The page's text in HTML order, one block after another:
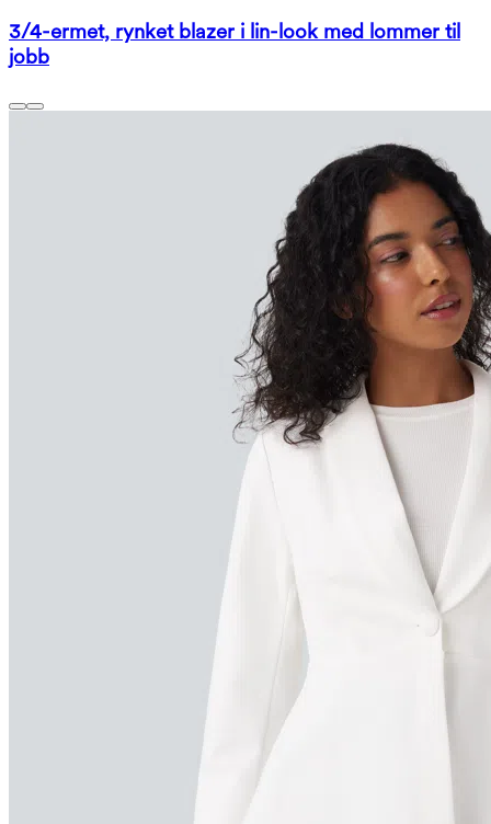
3/4-ermet, rynket blazer i lin-look med lommer til
jobb